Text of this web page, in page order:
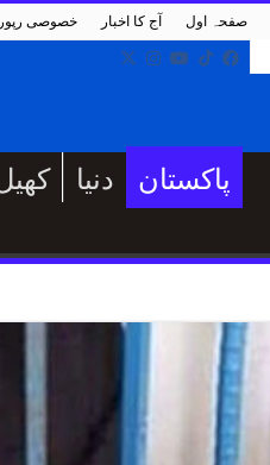
خصوصی آج کا اخبار صفحہ اول
دنیا
پاکستان